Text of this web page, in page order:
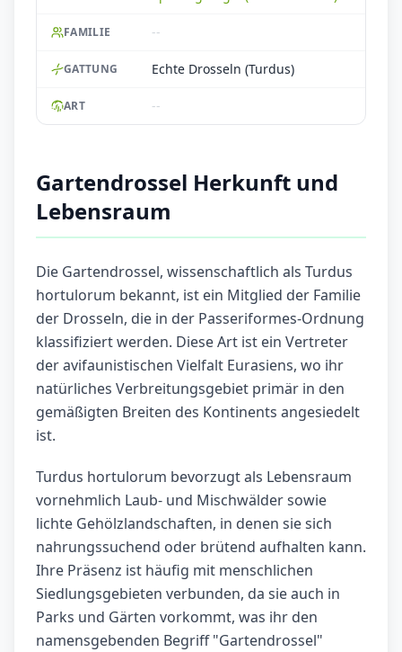
FAMILIE --
GATTUNG Echte Drosseln (Turdus)
ART --
Gartendrossel Herkunft und
Lebensraum
Die Gartendrossel, wissenschaftlich als Turdus
hortulorum bekannt, ist ein Mitglied der Familie
der Drosseln, die in der Passeriformes-Ordnung
klassifiziert werden. Diese Art ist ein Vertreter
der avifaunistischen Vielfalt Eurasiens, wo ihr
natürliches Verbreitungsgebiet primär in den
gemäßigten Breiten des Kontinents angesiedelt
ist.
Turdus hortulorum bevorzugt als Lebensraum
vornehmlich Laub- und Mischwälder sowie
lichte Gehölzlandschaften, in denen sie sich
nahrungssuchend oder brütend aufhalten kann.
Ihre Präsenz ist häufig mit menschlichen
Siedlungsgebieten verbunden, da sie auch in
Parks und Gärten vorkommt, was ihr den
namensgebenden Begriff "Gartendrossel"